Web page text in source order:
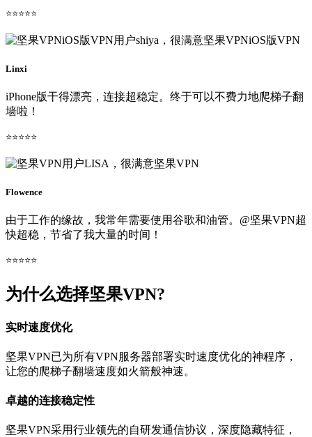
⭐⭐⭐⭐⭐
Linxi
iPhone版干得漂亮，连接超稳定。终于可以不费力地爬梯子翻
墙啦！
⭐⭐⭐⭐⭐
Flowence
由于工作的缘故，我常年需要使用谷歌和油管。@坚果VPN超
快超稳，节省了我大量的时间！
⭐⭐⭐⭐⭐
为什么选择坚果VPN?
实时速度优化
坚果VPN已为所有VPN服务器部署实时速度优化的神程序，
让您的爬梯子翻墙速度如火箭般神速。
卓越的连接稳定性
坚果VPN采用行业领先的自研发通信协议，深度隐藏特征，